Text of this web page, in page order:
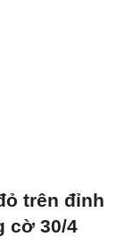
trên đỉnh
cờ 30/4